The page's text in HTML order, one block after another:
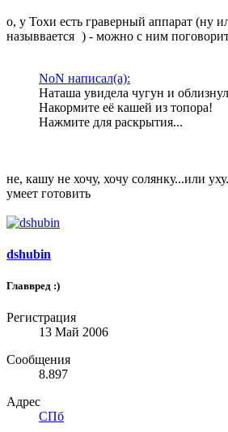
о, у Тохи есть граверный аппарат (ну
назыввается ) - можно с ним
NoN написал(а):
Наташа увидела чугун и
Накормите её кашей из топора!
Нажмите для раскрытия...
не, кашу не хочу, хочу солянку...или
умеет готовить
dshubin
Главвред :)
Регистрация
13 Май 2006
Сообщения
8.897
Адрес
СПб